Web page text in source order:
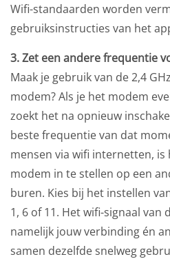
Wifi-standaarden worden
gebruiksinstructies van het
3. Zet een andere frequentie
Maak je gebruik van de 2,4
modem? Als je het modem
zoekt het na opnieuw
beste frequentie van dat
mensen via wifi internetten,
modem in te stellen op een
buren. Kies bij het instellen
1, 6 of 11. Het wifi-signaal
namelijk jouw verbinding én
samen dezelfde snelweg